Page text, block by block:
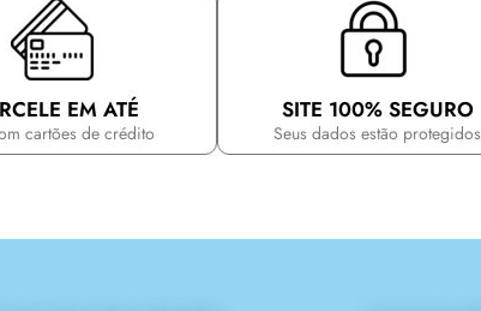
EM ATÉ
cartões de crédito
SITE 100% SEGURO
Seus dados estão protegidos